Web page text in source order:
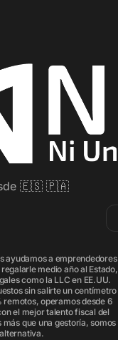
🇪🇸 🇵🇦
ayudamos a emprendedores
medio año al Estado,
como la LLC en EE.UU.
sin salirte un centímetro
remotos, operamos desde 6
el mejor talento fiscal del
más que una gestoría, somos